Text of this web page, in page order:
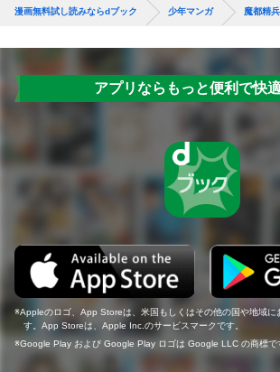
漫画無料試し読みならdブック 少年マンガ 魔都精
アプリならもっと便利で快
Appleのロゴ、App Storeは、米国もしくはその他の国や地域
す。App Storeは、Apple Inc.のサービスマークです。
Google Play および Google Play ロゴは Google LLC の商標で